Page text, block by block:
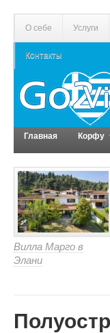
О себе Услуги
Контакты
Главная Корфу
Вилла Марго в
Элани